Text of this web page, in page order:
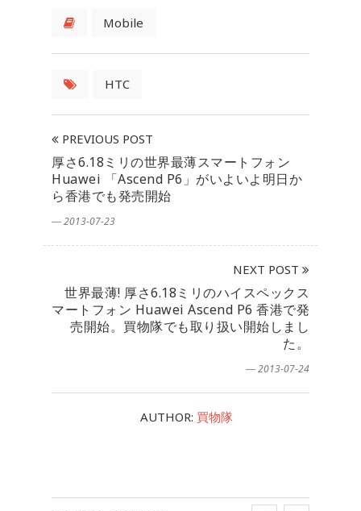
Mobile
HTC
PREVIOUS POST
厚さ6.18ミリの世界最薄スマートフォン
Huawei 「Ascend P6」がいよいよ明日か
ら香港でも発売開始
― 2013-07-23
NEXT POST
世界最薄! 厚さ6.18ミリのハイスペックス
マートフォン Huawei Ascend P6 香港で発
売開始。買物隊でも取り扱い開始しまし
た。
― 2013-07-24
AUTHOR: 買物隊